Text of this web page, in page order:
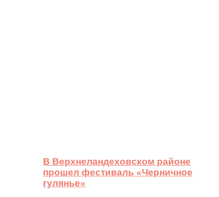
В Верхнеландеховском районе
прошел фестиваль «Черничное
гулянье»